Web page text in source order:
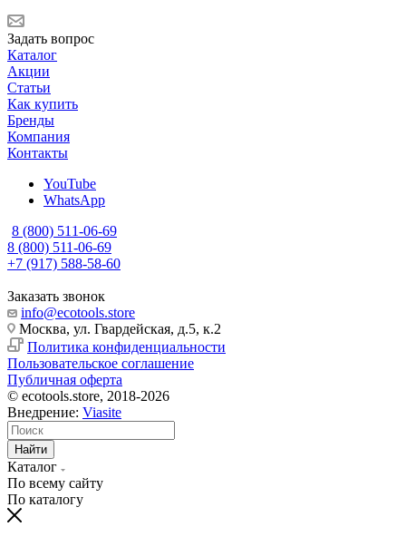
Задать вопрос
Каталог
Акции
Статьи
Как купить
Бренды
Компания
Контакты
YouTube
WhatsApp
8 (800) 511-06-69
8 (800) 511-06-69
+7 (917) 588-58-60
Заказать звонок
info@ecotools.store
Москва, ул. Гвардейская, д.5, к.2
Политика конфиденциальности
Пользовательское соглашение
Публичная оферта
© ecotools.store, 2018-2026
Внедрение: Viasite
Найти
Каталог
По всему сайту
По каталогу